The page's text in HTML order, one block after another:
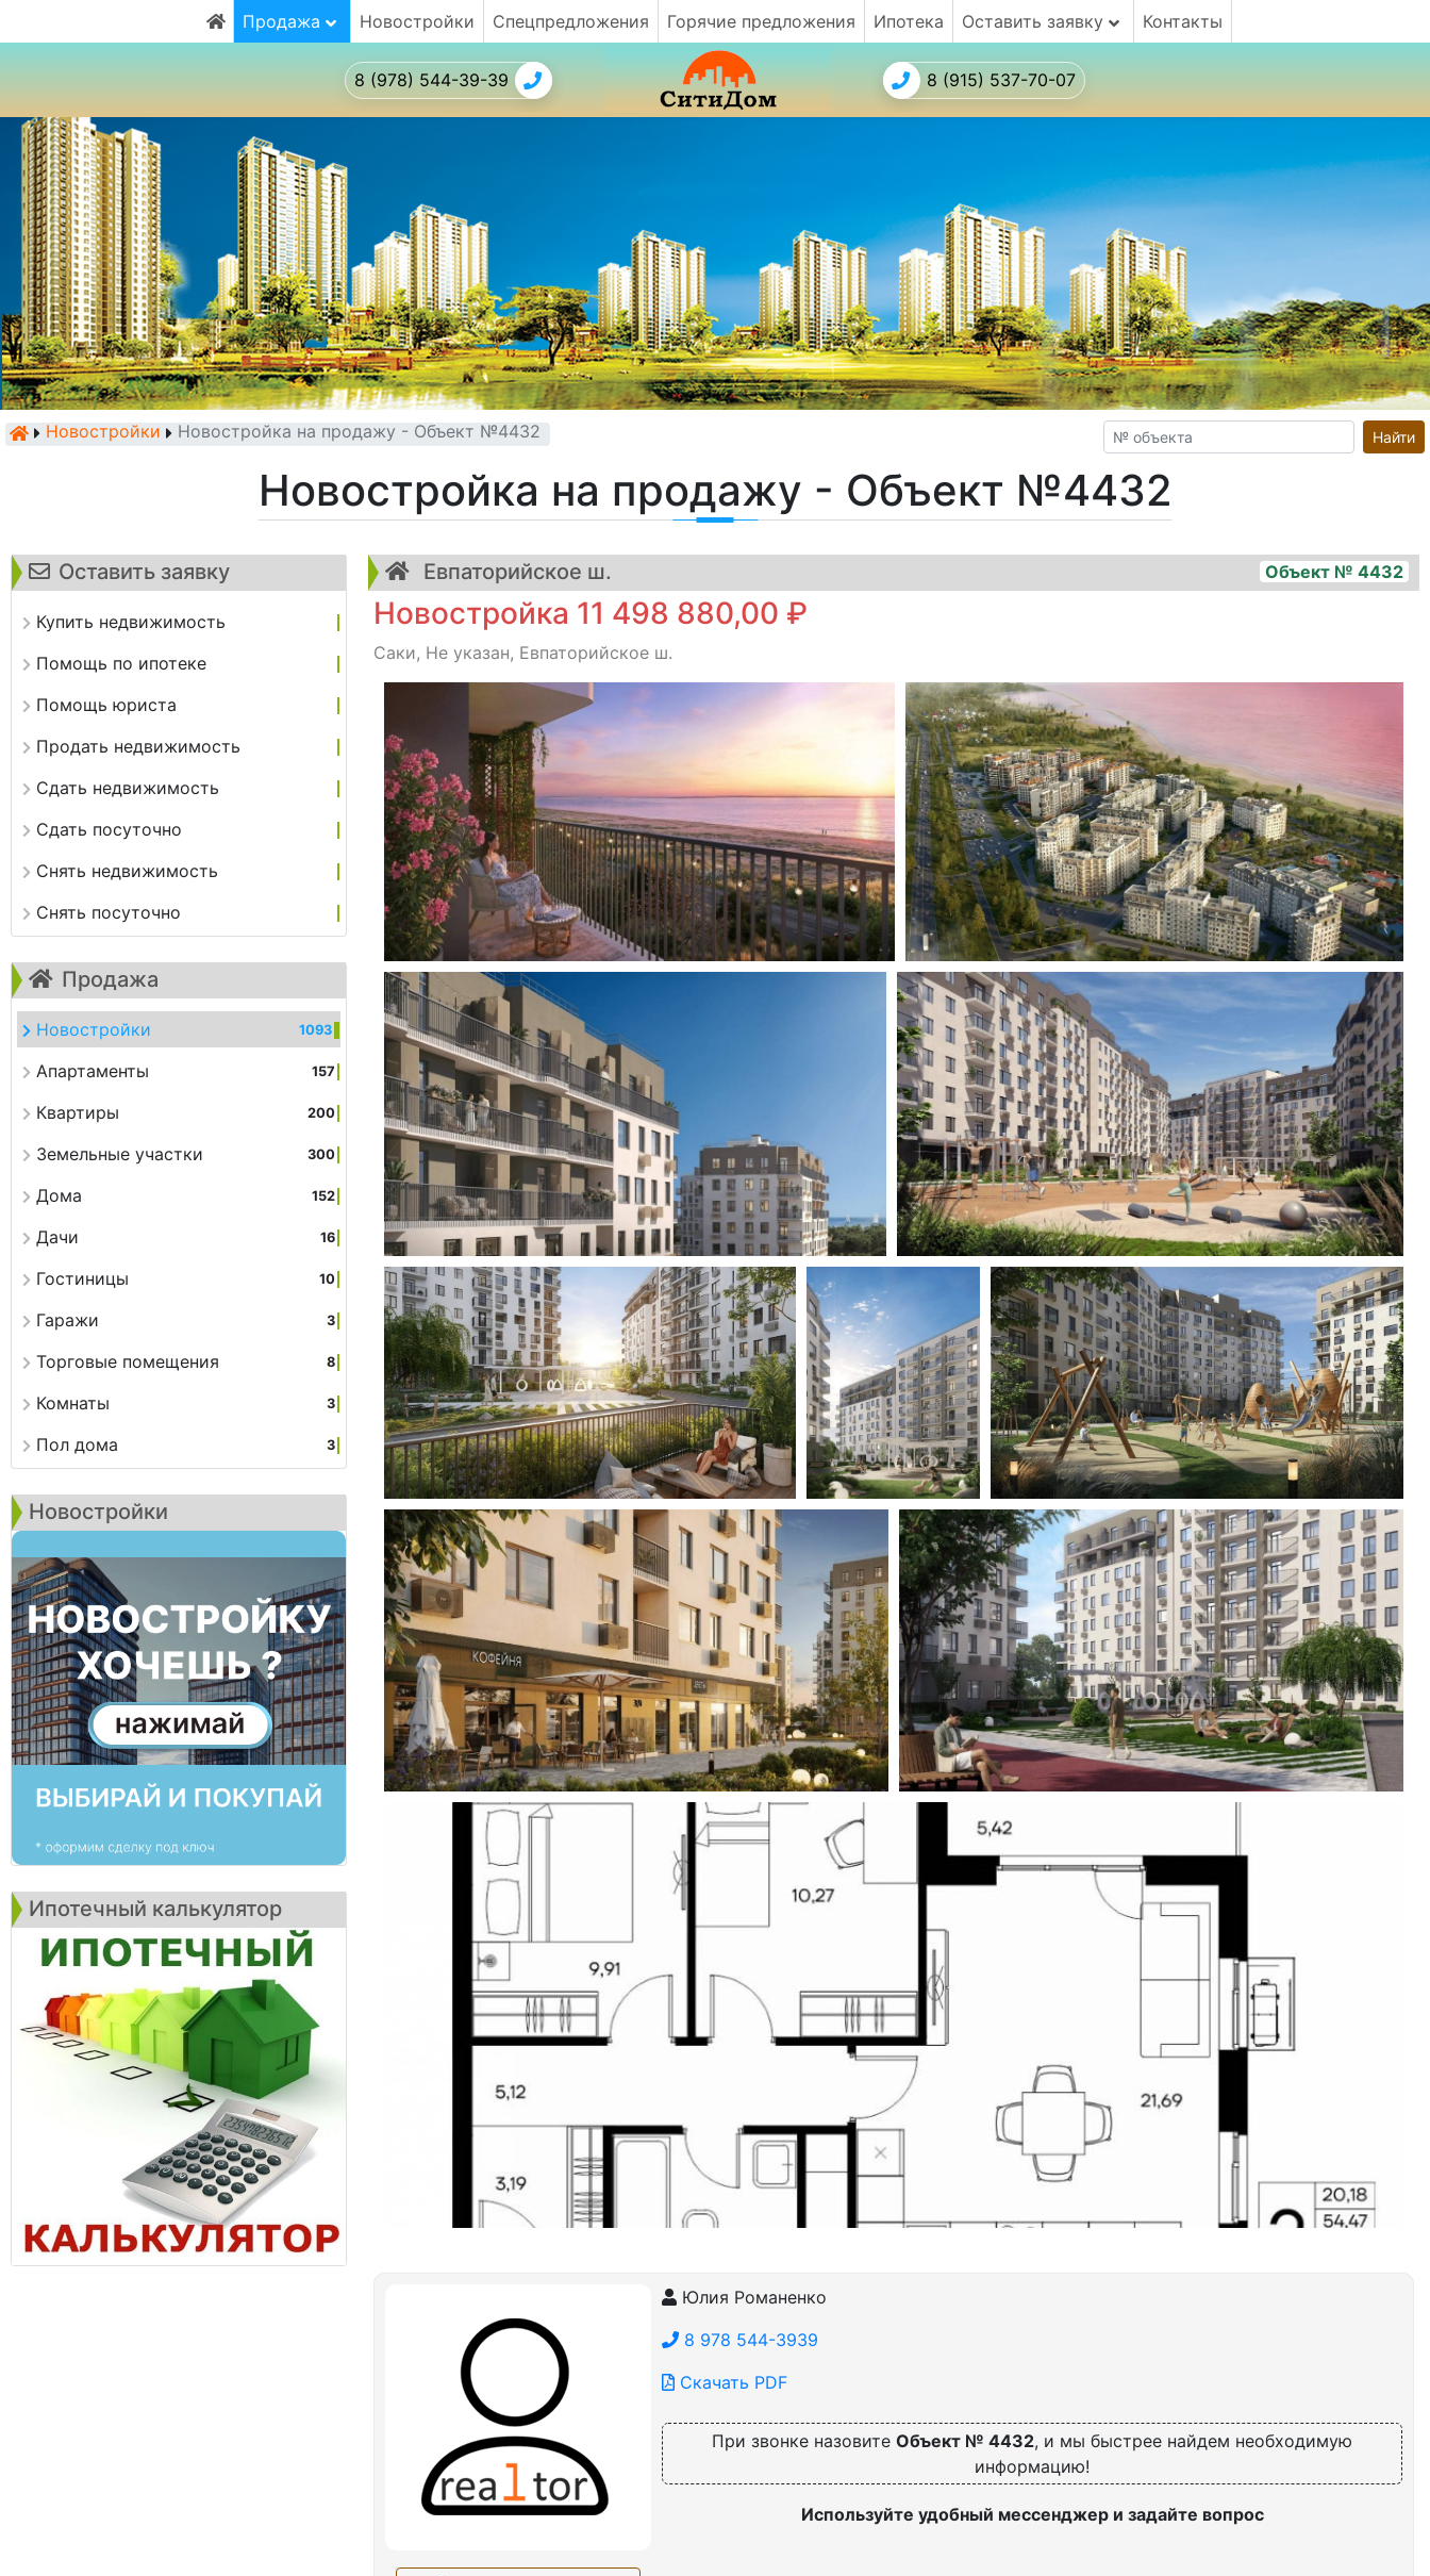
Продажа Новостройки Спецпредложения Горячие предложения Ипотека Оставить заявку Контакты
8 (978) 544-39-39 8 (915) 537-70-07
Новостройки Новостройка на продажу - Объект №4432 Найти
Новостройка на продажу - Объект №4432
Оставить заявку
Купить недвижимость
Помощь по ипотеке
Помощь юриста
Продать недвижимость
Сдать недвижимость
Сдать посуточно
Снять недвижимость
Снять посуточно
Продажа
Новостройки 1093
Апартаменты 157
Квартиры 200
Земельные участки 300
Дома 152
Дачи 16
Гостиницы 10
Гаражи 3
Торговые помещения 8
Комнаты 3
Пол дома 3
Новостройки
Ипотечный калькулятор
Евпаторийское ш. Объект № 4432
Новостройка 11 498 880,00 ₽
Саки, Не указан, Евпаторийское ш.
Юлия Романенко
8 978 544-3939
Скачать PDF
При звонке назовите Объект № 4432, и мы быстрее найдем необходимую
информацию!
Используйте удобный мессенджер и задайте вопрос